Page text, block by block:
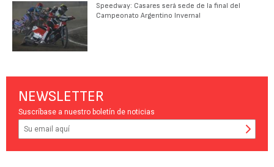
Speedway: Casares será sede de la final del
Campeonato Argentino Invernal
NEWSLETTER
Suscríbase a nuestro boletín de noticias